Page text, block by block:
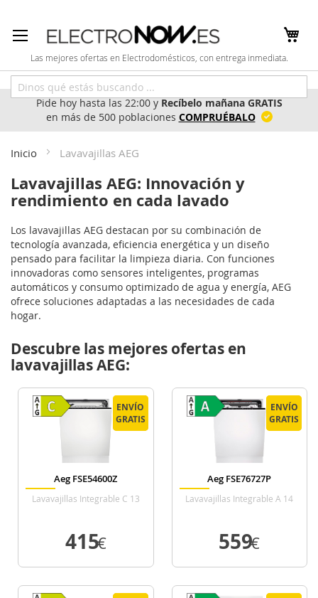
al
contenido
Las mejores ofertas en Electrodomésticos, con entrega inmediata.
Pide hoy hasta las 22:00 yRecíbelo mañana GRATIS
en más de 500 poblaciones COMPRUÉBALO
Inicio Lavavajillas AEG
Lavavajillas AEG: Innovación y
rendimiento en cada lavado
Los lavavajillas AEG destacan por su combinación de
tecnología avanzada, eficiencia energética y un diseño
pensado para facilitar la limpieza diaria. Con funciones
innovadoras como sensores inteligentes, programas
automáticos y consumo optimizado de agua y energía, AEG
ofrece soluciones adaptadas a las necesidades de cada
hogar.
Descubre las mejores ofertas en
lavavajillas AEG:
ENVÍO
GRATIS
ENVÍO
GRATIS
Aeg FSE54600Z
Lavavajillas Integrable C 13
415
€
ENVÍO
GRATIS
ENVÍO
GRATIS
Aeg FSE76727P
Lavavajillas Integrable A 14
559
€